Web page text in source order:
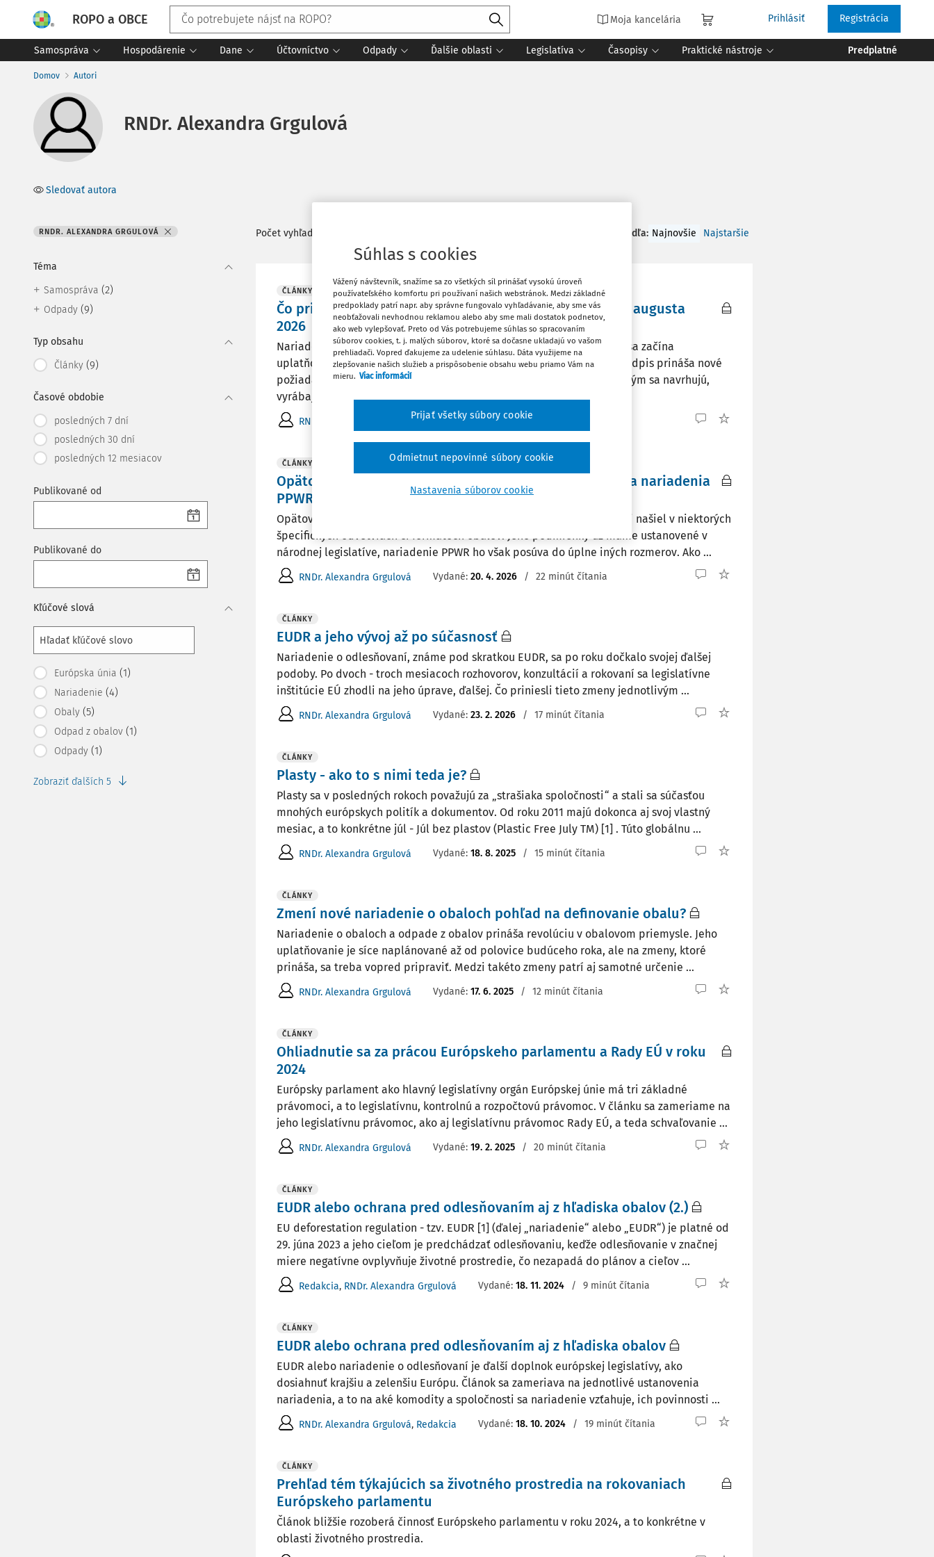
ROPO a OBCE Moja kancelária Prihlásiť Registrácia
Samospráva Hospodárenie Dane Účtovníctvo Odpady Ďalšie oblasti Legislatíva Časopisy Praktické nástroje Predplatné
Domov Autori
RNDr. Alexandra Grgulová
Sledovať autora
RNDR. ALEXANDRA GRGULOVÁ
Téma
Samospráva (2)
Odpady (9)
Typ obsahu
Články (9)
Časové obdobie
posledných 7 dní
posledných 30 dní
posledných 12 mesiacov
Publikované od
Publikované do
Kľúčové slová
Európska únia (1)
Nariadenie (4)
Obaly (5)
Odpad z obalov (1)
Odpady (1)
Zobraziť ďalších 5
Počet vyhľadaných dokumentov: Zoradiť podľa: Najnovšie Najstaršie
ČLÁNKY
Čo prinesie nariadenie o obaloch a odpade z obalov od augusta
2026
Nariadenie o obaloch a odpade z obalov, známe pod skratkou PPWR, sa začína
uplatňovať už za menej ako dva mesiace. Tento rozsiahly európsky predpis prináša nové
požiadavky na obaly uvádzané na trh EÚ a postupne zmení spôsob, akým sa navrhujú,
vyrábajú a ...
RNDr. Alexandra Grgulová Vydané:18. 6. 2026 /
ČLÁNKY
Opätovná použiteľnosť v kontexte zákona o odpadoch a nariadenia
PPWR
Opätovná použiteľnosť je princíp, ktorý funguje už roky. Svoje miesto si našiel v niektorých
špecifických odvetviach či formátoch obalov. Jeho podmienky už máme ustanovené v
národnej legislatíve, nariadenie PPWR ho však posúva do úplne iných rozmerov. Ako ...
RNDr. Alexandra Grgulová Vydané: 20. 4. 2026 / 22 minút čítania
ČLÁNKY
EUDR a jeho vývoj až po súčasnosť
Nariadenie o odlesňovaní, známe pod skratkou EUDR, sa po roku dočkalo svojej ďalšej
podoby. Po dvoch - troch mesiacoch rozhovorov, konzultácií a rokovaní sa legislatívne
inštitúcie EÚ zhodli na jeho úprave, ďalšej. Čo priniesli tieto zmeny jednotlivým ...
RNDr. Alexandra Grgulová Vydané: 23. 2. 2026 / 17 minút čítania
ČLÁNKY
Plasty - ako to s nimi teda je?
Plasty sa v posledných rokoch považujú za „strašiaka spoločnosti“ a stali sa súčasťou
mnohých európskych politík a dokumentov. Od roku 2011 majú dokonca aj svoj vlastný
mesiac, a to konkrétne júl - Júl bez plastov (Plastic Free July TM) [1] . Túto globálnu ...
RNDr. Alexandra Grgulová Vydané: 18. 8. 2025 / 15 minút čítania
ČLÁNKY
Zmení nové nariadenie o obaloch pohľad na definovanie obalu?
Nariadenie o obaloch a odpade z obalov prináša revolúciu v obalovom priemysle. Jeho
uplatňovanie je síce naplánované až od polovice budúceho roka, ale na zmeny, ktoré
prináša, sa treba vopred pripraviť. Medzi takéto zmeny patrí aj samotné určenie ...
RNDr. Alexandra Grgulová Vydané: 17. 6. 2025 / 12 minút čítania
ČLÁNKY
Ohliadnutie sa za prácou Európskeho parlamentu a Rady EÚ v roku
2024
Európsky parlament ako hlavný legislatívny orgán Európskej únie má tri základné
právomoci, a to legislatívnu, kontrolnú a rozpočtovú právomoc. V článku sa zameriame na
jeho legislatívnu právomoc, ako aj legislatívnu právomoc Rady EÚ, a teda schvaľovanie ...
RNDr. Alexandra Grgulová Vydané: 19. 2. 2025 / 20 minút čítania
ČLÁNKY
EUDR alebo ochrana pred odlesňovaním aj z hľadiska obalov (2.)
EU deforestation regulation - tzv. EUDR [1] (ďalej „nariadenie“ alebo „EUDR“) je platné od
29. júna 2023 a jeho cieľom je predchádzať odlesňovaniu, keďže odlesňovanie v značnej
miere negatívne ovplyvňuje životné prostredie, čo nezapadá do plánov a cieľov ...
Redakcia, RNDr. Alexandra Grgulová Vydané: 18. 11. 2024 / 9 minút čítania
ČLÁNKY
EUDR alebo ochrana pred odlesňovaním aj z hľadiska obalov
EUDR alebo nariadenie o odlesňovaní je ďalší doplnok európskej legislatívy, ako
dosiahnuť krajšiu a zelenšiu Európu. Článok sa zameriava na jednotlivé ustanovenia
nariadenia, a to na aké komodity a spoločnosti sa nariadenie vzťahuje, ich povinnosti ...
RNDr. Alexandra Grgulová, Redakcia Vydané: 18. 10. 2024 / 19 minút čítania
ČLÁNKY
Prehľad tém týkajúcich sa životného prostredia na rokovaniach
Európskeho parlamentu
Článok bližšie rozoberá činnosť Európskeho parlamentu v roku 2024, a to konkrétne v
oblasti životného prostredia.
Súhlas s cookies
Vážený návštevník, snažíme sa zo všetkých síl prinášať vysokú úroveň
používateľského komfortu pri používaní našich webstránok. Medzi základné
predpoklady patrí napr. aby správne fungovalo vyhľadávanie, aby sme vás
neobťažovali nevhodnou reklamou alebo aby sme mali dostatok podnetov,
ako web vylepšovať. Preto od Vás potrebujeme súhlas so spracovaním
súborov cookies, t. j. malých súborov, ktoré sa dočasne ukladajú vo vašom
prehliadači. Vopred ďakujeme za udelenie súhlasu. Dáta využijeme na
zlepšovanie našich služieb a prispôsobenie obsahu webu priamo Vám na
mieru. Viac informácií
Nastavenia súborov cookie
Odmietnut nepovinné súbory cookie
Prijať všetky súbory cookie